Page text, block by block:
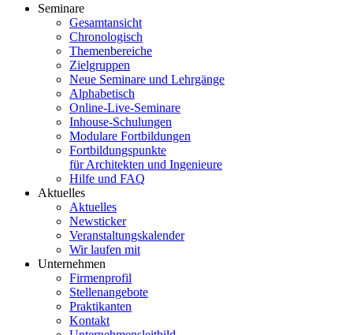
Seminare
Gesamtansicht
Chronologisch
Themenbereiche
Zielgruppen
Neue Seminare und Lehrgänge
Alphabetisch
Online-Live-Seminare
Inhouse-Schulungen
Modulare Fortbildungen
Fortbildungspunkte
für Architekten und Ingenieure
Hilfe und FAQ
Aktuelles
Aktuelles
Newsticker
Veranstaltungskalender
Wir laufen mit
Unternehmen
Firmenprofil
Stellenangebote
Praktikanten
Kontakt